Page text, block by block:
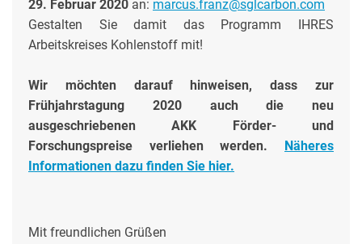
29. Februar 2020 an: marcus.franz@sglcarbon.com
Gestalten Sie damit das Programm IHRES
Arbeitskreises Kohlenstoff mit!
Wir möchten darauf hinweisen, dass zur
Frühjahrstagung 2020 auch die neu
ausgeschriebenen AKK Förder- und
Forschungspreise verliehen werden. Näheres
Informationen dazu finden Sie hier.
Mit freundlichen Grüßen